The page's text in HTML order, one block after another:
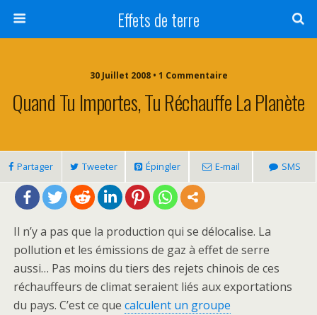
Effets de terre
30 Juillet 2008 • 1 Commentaire
Quand Tu Importes, Tu Réchauffe La Planète
Partager Tweeter Épingler E-mail SMS
Il n’y a pas que la production qui se délocalise. La
pollution et les émissions de gaz à effet de serre
aussi… Pas moins du tiers des rejets chinois de ces
réchauffeurs de climat seraient liés aux exportations
du pays. C’est ce que calculent un groupe